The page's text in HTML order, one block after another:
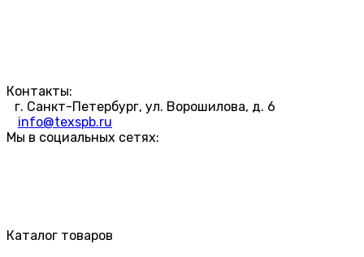
Контакты:
г. Санкт-Петербург, ул. Ворошилова, д. 6
info@texspb.ru
Мы в социальных сетях:
Каталог товаров